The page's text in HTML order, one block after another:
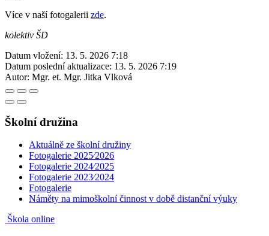
Více v naší fotogalerii zde.
kolektiv ŠD
Datum vložení: 13. 5. 2026 7:18
Datum poslední aktualizace: 13. 5. 2026 7:19
Autor: Mgr. et. Mgr. Jitka Vlková
Školní družina
Aktuálně ze školní družiny
Fotogalerie 2025⁄2026
Fotogalerie 2024⁄2025
Fotogalerie 2023⁄2024
Fotogalerie
Náměty na mimoškolní činnost v době distanční výuky
Škola online